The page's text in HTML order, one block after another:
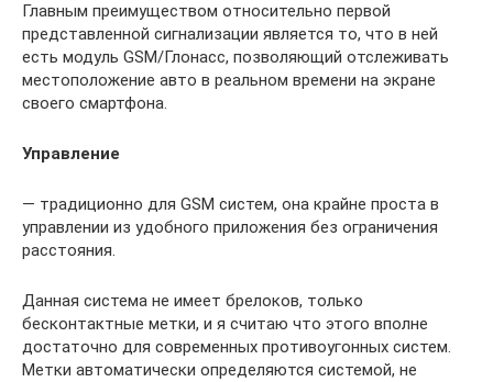
Главным преимуществом относительно первой
представленной сигнализации является то, что в ней
есть модуль GSM/Глонасс, позволяющий отслеживать
местоположение авто в реальном времени на экране
своего смартфона.
Управление
— традиционно для GSM систем, она крайне проста в
управлении из удобного приложения без ограничения
расстояния.
Данная система не имеет брелоков, только
бесконтактные метки, и я считаю что этого вполне
достаточно для современных противоугонных систем.
Метки автоматически определяются системой, не